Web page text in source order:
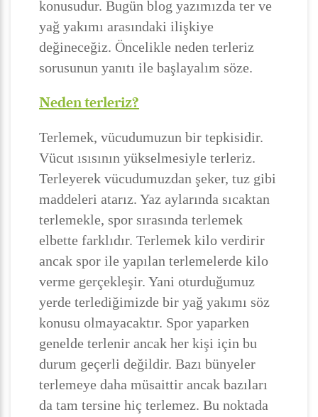
konusudur. Bugün blog yazımızda ter ve
yağ yakımı arasındaki ilişkiye
değineceğiz. Öncelikle neden terleriz
sorusunun yanıtı ile başlayalım söze.
Neden terleriz?
Terlemek, vücudumuzun bir tepkisidir.
Vücut ısısının yükselmesiyle terleriz.
Terleyerek vücudumuzdan şeker, tuz gibi
maddeleri atarız. Yaz aylarında sıcaktan
terlemekle, spor sırasında terlemek
elbette farklıdır. Terlemek kilo verdirir
ancak spor ile yapılan terlemelerde kilo
verme gerçekleşir. Yani oturduğumuz
yerde terlediğimizde bir yağ yakımı söz
konusu olmayacaktır. Spor yaparken
genelde terlenir ancak her kişi için bu
durum geçerli değildir. Bazı bünyeler
terlemeye daha müsaittir ancak bazıları
da tam tersine hiç terlemez. Bu noktada